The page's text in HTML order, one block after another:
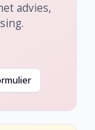
advies,